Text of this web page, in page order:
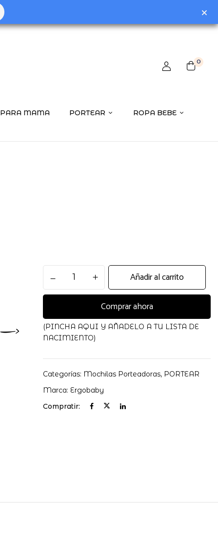
0
PARA MAMA PORTEAR
ROPA BEBE
de
Invierno
Con
Forro
Polar
Añadir al carrito
Comprar ahora
(PINCHA AQUI Y AÑADELO A TU LISTA DE
NACIMIENTO)
Categorías: Mochilas Porteadoras, PORTEAR
Marca: Ergobaby
Compratir: